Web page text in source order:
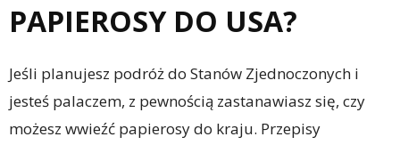
PAPIEROSY DO USA?
Jeśli planujesz podróż do Stanów Zjednoczonych i
jesteś palaczem, z pewnością zastanawiasz się, czy
możesz wwieźć papierosy do kraju. Przepisy